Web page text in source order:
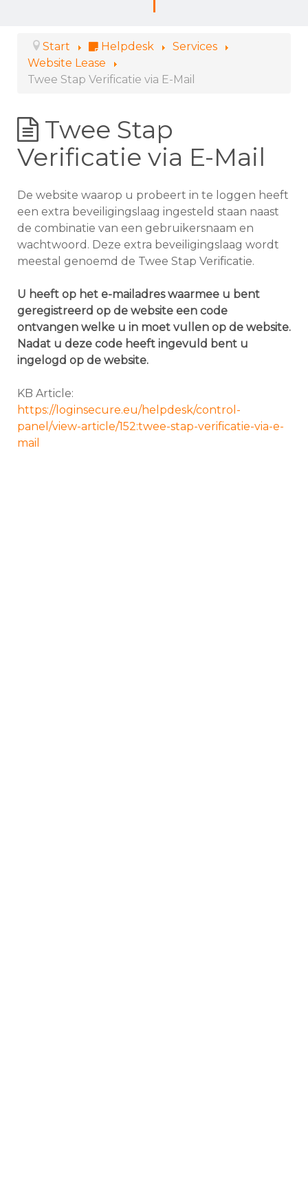
Start Helpdesk
Services
Website Lease
Twee Stap Verificatie via E-Mail
Twee Stap
Verificatie via E-Mail
De website waarop u probeert in te loggen heeft
een extra beveiligingslaag ingesteld staan naast
de combinatie van een gebruikersnaam en
wachtwoord. Deze extra beveiligingslaag wordt
meestal genoemd de Twee Stap Verificatie.
U heeft op het e-mailadres waarmee u bent
geregistreerd op de website een code
ontvangen welke u in moet vullen op de website.
Nadat u deze code heeft ingevuld bent u
ingelogd op de website.
KB Article:
https://loginsecure.eu/helpdesk/control-
panel/view-article/152:twee-stap-verificatie-via-e-
mail